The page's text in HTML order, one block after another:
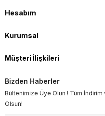
Hesabım
Kurumsal
Müşteri İlişkileri
Bizden Haberler
Bültenimize Üye Olun ! Tüm İndirim
Olsun!